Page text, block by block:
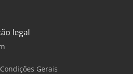
legal
Gerais